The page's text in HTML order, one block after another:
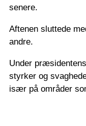
senere.
Aftenen sluttede
andre.
Under
styrker og
især på områder